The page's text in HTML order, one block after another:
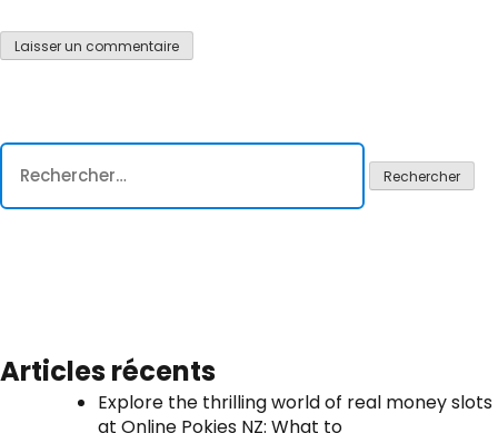
Rechercher :
Articles récents
Explore the thrilling world of real money slots
at Online Pokies NZ: What to